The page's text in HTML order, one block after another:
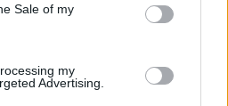
Sale of my
my
Advertising.
ότι βρισκόταν
ενός ελικοειδούς
που σήμερα ονομάζεται